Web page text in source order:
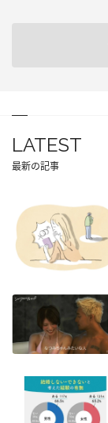
LATEST
最新の記事